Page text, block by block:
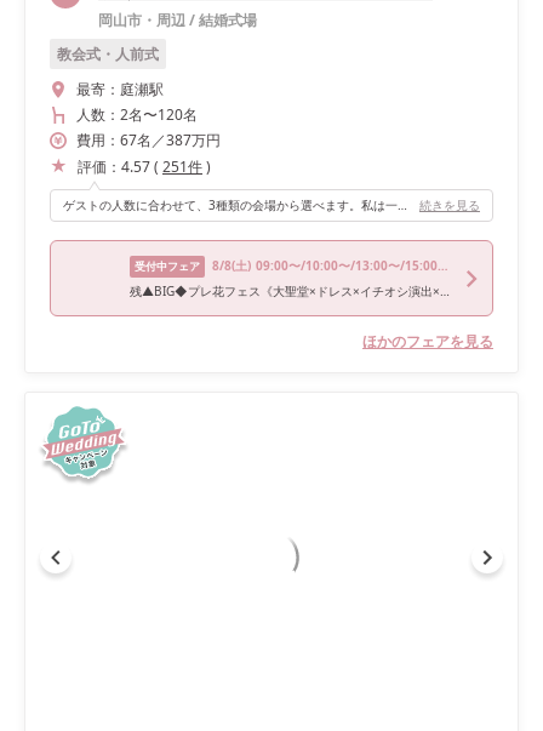
岡山市・周辺/結婚式場
教会式・人前式
最寄： 庭瀬駅
人数： 2名〜120名
費用： 67名 ／387万円
評価： 4.57( 251件)
ゲストの人数に合わせて、3種類の会場から選べます。私は一番大きい「Plaisir」で行いました。天井がとても高いため開放感があり、100名入っても窮屈さを感じませんでした。披露宴会場にはそれぞれガーデンが付いていて、私はケーキカットやデザートビュッフェの時に使用しました。 続きを見る
受付中フェア 8/8(土) 09:00〜/10:00〜/13:00〜/15:00〜/16:00〜
残▲BIG◆プレ花フェス《大聖堂×ドレス×イチオシ演出×贅沢試食》
ほかのフェアを見る